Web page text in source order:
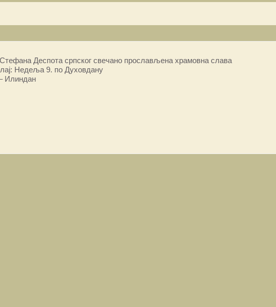
Деспота српског свечано прослављена храмовна слава
Недеља 9. по Духовдану
Илиндан